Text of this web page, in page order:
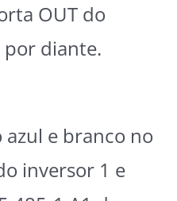
OUT do
por diante.
e branco no
inversor 1 e